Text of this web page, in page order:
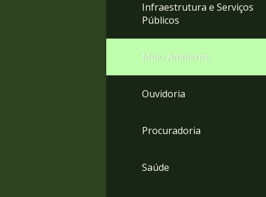
Infraestrutura e Serviços
Públicos
Meio Ambiente
Ouvidoria
Procuradoria
Saúde